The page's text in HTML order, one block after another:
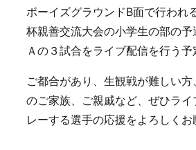
ボーイズグラウンドB面で行われ
杯親善交流大会の小学生の部の
Ａの３試合をライブ配信を行う予
ご都合があり、生観戦が難しい
のご家族、ご親戚など、ぜひラ
レーする選手の応援をよろしく